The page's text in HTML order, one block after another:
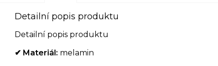
Detailní popis produktu
Detailní popis produktu
✔ Materiál: melamin